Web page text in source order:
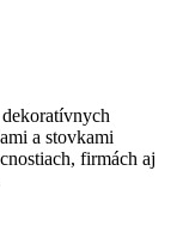
a stovkami
firmách aj